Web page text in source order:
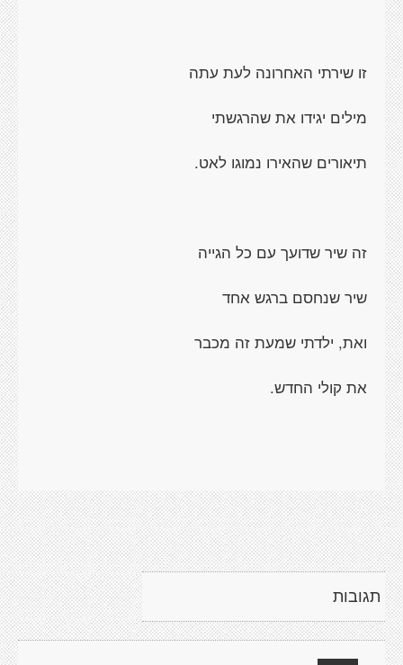
זו שירתי האחרונה לעת עתה
מילים יגידו את שהרגשתי
תיאורים שהאירו נמוגו לאט.
זה שיר שדועך עם כל הגייה
שיר שנחסם ברגש אחד
ואת, ילדתי שמעת זה מכבר
את קולי החדש.
תגובות